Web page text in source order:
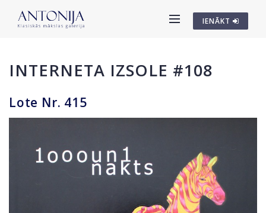
IENĀKT
INTERNETA IZSOLE #108
Lote Nr. 415